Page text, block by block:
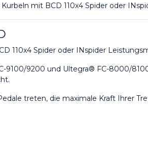
mit BCD 110x4 Spider oder
110x4 Spider oder INspider
9100/9200 und Ultegra® FC-8000/
treten, die maximale Kraft Ihrer